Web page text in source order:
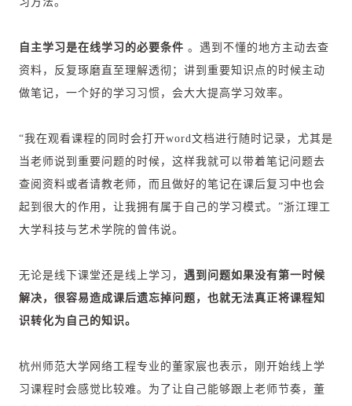
自主学习是在线学习的必要条件 。遇到不懂的地方主动去查
资料，反复琢磨直至理解透彻；讲到重要知识点的时候主动
做笔记，一个好的学习习惯，会大大提高学习效率。
“我在观看课程的同时会打开word文档进行随时记录，尤其是
当老师说到重要问题的时候，这样我就可以带着笔记问题去
查阅资料或者请教老师，而且做好的笔记在课后复习中也会
起到很大的作用，让我拥有属于自己的学习模式。”浙江理工
大学科技与艺术学院的曾伟说。
无论是线下课堂还是线上学习， 遇到问题如果没有第一时候
解决，很容易造成课后遗忘掉问题，也就无法真正将课程知
识转化为自己的知识。
杭州师范大学网络工程专业的董家宸也表示，刚开始线上学
习课程时会感觉比较难。为了让自己能够跟上老师节奏，董